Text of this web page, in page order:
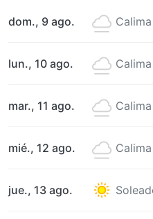
dom., 9 ago.
lun., 10 ago.
mar., 11 ago.
mié., 12 ago.
jue., 13 ago.